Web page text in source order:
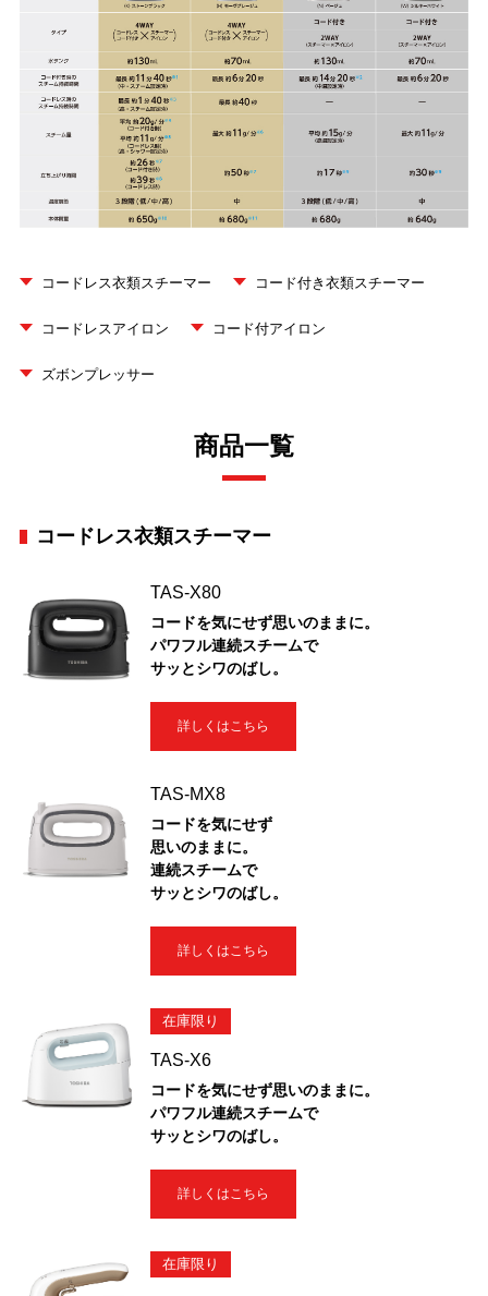
コードレス衣類スチーマー コード付き衣類スチーマー
コードレスアイロン コード付アイロン
ズボンプレッサー
商品一覧
コードレス衣類スチーマー
TAS-X80
コードを気にせず思いのままに。
パワフル連続スチームで
サッとシワのばし。
詳しくはこちら
TAS-MX8
コードを気にせず
思いのままに。
連続スチームで
サッとシワのばし。
詳しくはこちら
在庫限り
TAS-X6
コードを気にせず思いのままに。
パワフル連続スチームで
サッとシワのばし。
詳しくはこちら
在庫限り